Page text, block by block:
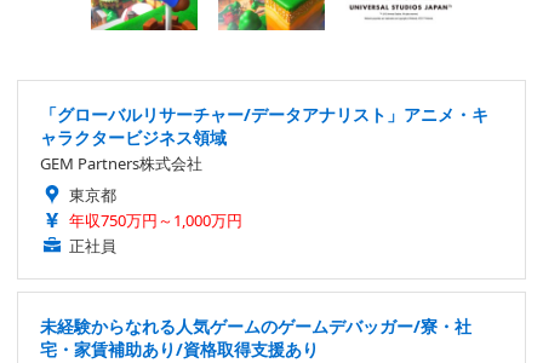
「グローバルリサーチャー/データアナリスト」アニメ・キ
ャラクタービジネス領域
GEM Partners株式会社
東京都
年収750万円～1,000万円
正社員
未経験からなれる人気ゲームのゲームデバッガー/寮・社
宅・家賃補助あり/資格取得支援あり